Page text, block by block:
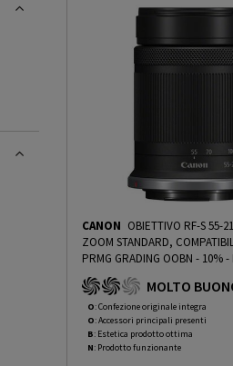
CANON OBIETTIVO RF-S 55-
ZOOM STANDARD,
PRMG GRADING OOBN - 10%-
GRADING OOBN - 10%
MOLTO
O: Confezione originale integra
O: Accessori principali presenti
B: Estetica prodotto ottima
N: Prodotto funzionante